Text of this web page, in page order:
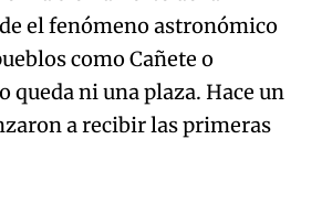
el fenómeno astronómico
como Cañete o
queda ni una plaza. Hace un
a recibir las primeras